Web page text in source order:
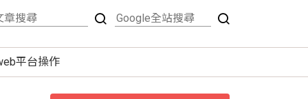
平台操作